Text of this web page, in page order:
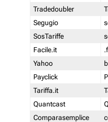
Tradedoubler
Segugio
SosTariffe
Facile.it
Yahoo
Payclick
Tariffa.it
Quantcast
Comparasemplice